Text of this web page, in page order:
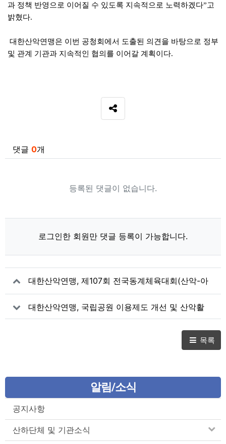
과 정책 반영으로 이어질 수 있도록 지속적으로 노력하겠다”고
밝혔다.
대한산악연맹은 이번 공청회에서 도출된 의견을 바탕으로 정부
및 관계 기관과 지속적인 협의를 이어갈 계획이다.
SNS 공유
댓글 0개
등록된 댓글이 없습니다.
로그인한 회원만 댓글 등록이 가능합니다.
대한산악연맹, 제107회 전국동계체육대회(산악-아
이스클라이밍) 개최 - 리드 여자 신운선 3년 연속
우승
대한산악연맹, 국립공원 이용제도 개선 및 산악활
동 관리체계 선진화를 위한 공청회 개최
목록
알림/소식
공지사항
산하단체 및 기관소식